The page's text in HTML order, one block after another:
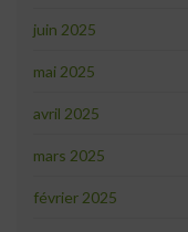
juin 2025
mai 2025
avril 2025
mars 2025
février 2025